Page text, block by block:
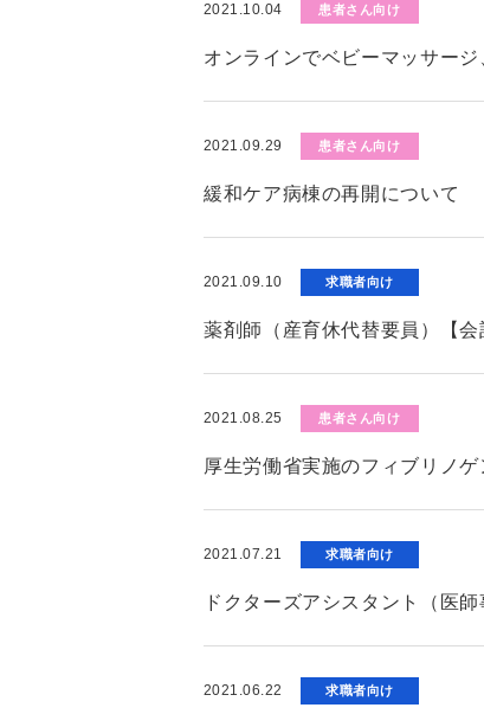
2021.10.04 患者さん向け
オンラインでベビーマッサー
2021.09.29 患者さん向け
緩和ケア病棟の再開について
2021.09.10 求職者向け
薬剤師（産育休代替要員）【
2021.08.25 患者さん向け
厚生労働省実施のフィブリノ
2021.07.21 求職者向け
ドクターズアシスタント（医
2021.06.22 求職者向け